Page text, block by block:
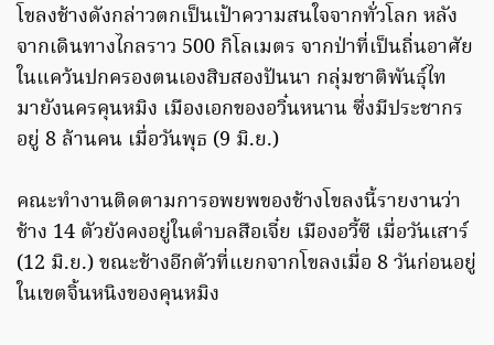
โขลงช้างดังกล่าวตกเป็นเป้าความสนใจจากทั่วโลก หลัง
จากเดินทางไกลราว 500 กิโลเมตร จากป่าที่เป็นถิ่นอาศัย
ในแคว้นปกครองตนเองสิบสองปันนา กลุ่มชาติพันธุ์ไท
มายังนครคุนหมิง เมืองเอกของอวิ๋นหนาน ซึ่งมีประชากร
อยู่ 8 ล้านคน เมื่อวันพุธ (9 มิ.ย.)
คณะทำงานติดตามการอพยพของช้างโขลงนี้รายงานว่า
ช้าง 14 ตัวยังคงอยู่ในตำบลสือเจี๋ย เมืองอวี้ซี เมื่อวันเสาร์
(12 มิ.ย.) ขณะช้างอีกตัวที่แยกจากโขลงเมื่อ 8 วันก่อนอยู่
ในเขตจิ้นหนิงของคุนหมิง